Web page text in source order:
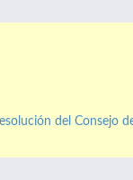
del Consejo